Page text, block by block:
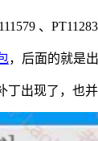
、
，后面的就是
出现了，也